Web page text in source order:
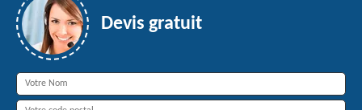
Devis gratuit